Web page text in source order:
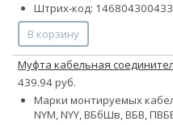
Штрих-код:
В корзину
Муфта кабельная
439.94 руб.
Марки монтируемых
NYM, NYY, ВБбШв, ВБВ,